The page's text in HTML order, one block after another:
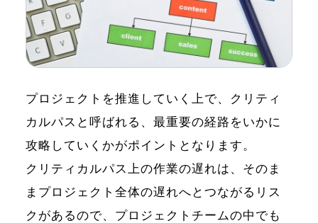
プロジェクトを推進していく上で、クリティ
カルパスと呼ばれる、最重要の経路をいかに
攻略していくかがポイントとなります。
クリティカルパス上の作業の遅れは、そのま
まプロジェクト全体の遅れへとつながるリス
クがあるので、プロジェクトチームの中でも